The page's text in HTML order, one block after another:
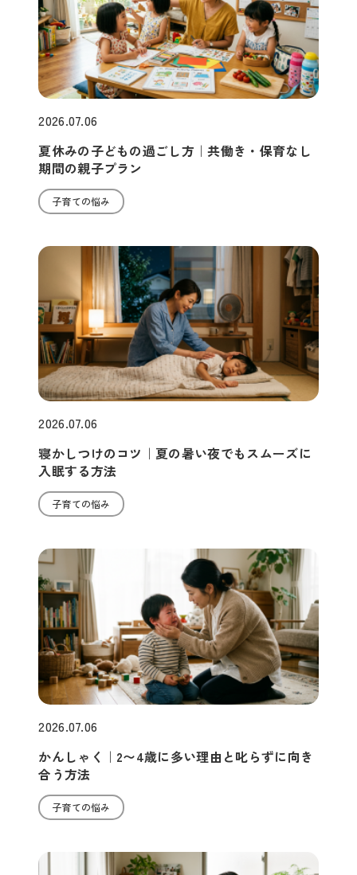
2026.07.06
夏休みの子どもの過ごし方｜共働き・保育なし
期間の親子プラン
子育ての悩み
2026.07.06
寝かしつけのコツ｜夏の暑い夜でもスムーズに
入眠する方法
子育ての悩み
2026.07.06
かんしゃく｜2〜4歳に多い理由と叱らずに向き
合う方法
子育ての悩み